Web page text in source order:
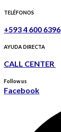
TELÉFONOS
+593 4 600 6396
AYUDA DIRECTA
CALL CENTER
Follow us
Facebook